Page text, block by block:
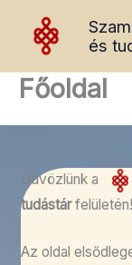
content
és
Főoldal
Üdvözlünk a
tudástárfelületén!
Az oldal